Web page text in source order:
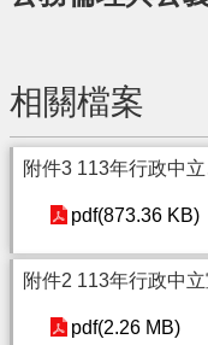
相關檔案
附件3 113年行政中
pdf(873.36 KB)
附件2 113年行政中
pdf(2.26 MB)